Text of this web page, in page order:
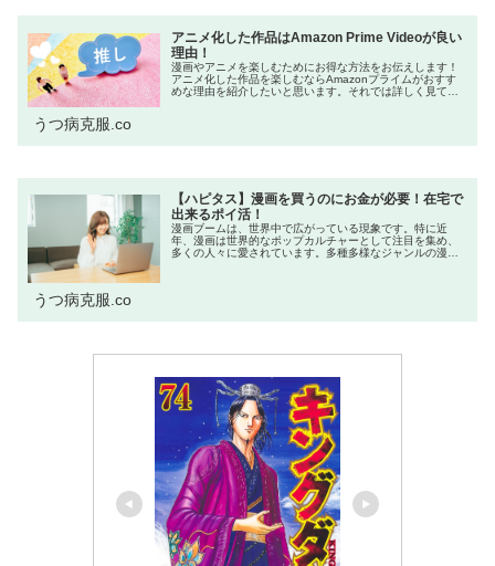
アニメ化した作品はAmazon Prime Videoが良い
理由！
漫画やアニメを楽しむためにお得な方法をお伝えします！
アニメ化した作品を楽しむならAmazonプライムがおすす
めな理由を紹介したいと思います。それでは詳しく見てい
うつ病克服.co
【ハピタス】漫画を買うのにお金が必要！在宅で
出来るポイ活！
漫画ブームは、世界中で広がっている現象です。特に近
年、漫画は世界的なポップカルチャーとして注目を集め、
多くの人々に愛されています。多種多様なジャンルの漫画
うつ病克服.co